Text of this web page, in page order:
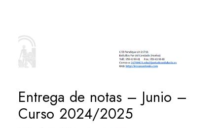
Entrega de notas – Junio –
Curso 2024/2025